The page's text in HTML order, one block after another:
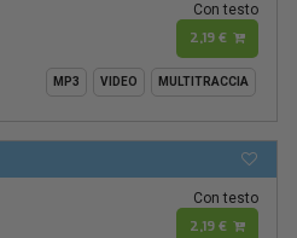
Con testo
2,19 €
MP3 VIDEO MULTITRACCIA
Con testo
2,19 €